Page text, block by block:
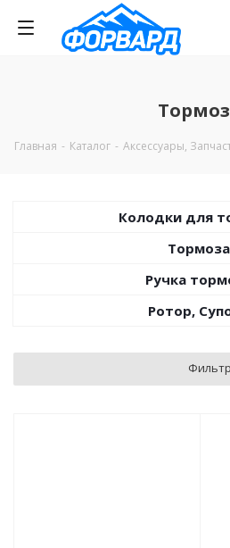
Главная - Каталог - Аксессуары,
Колодки для
Тормоза
Ручка
Ротор,
Фильтр